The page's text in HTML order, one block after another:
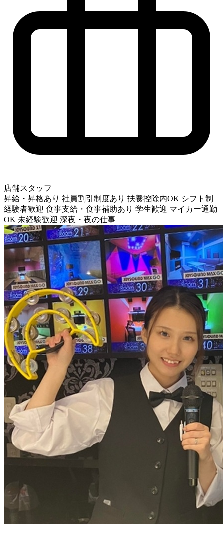
店舗スタッフ
昇給・昇格あり 社員割引制度あり 扶養控除内OK シフト制
経験者歓迎 食事支給・食事補助あり 学生歓迎 マイカー通勤
OK 未経験歓迎 深夜・夜の仕事